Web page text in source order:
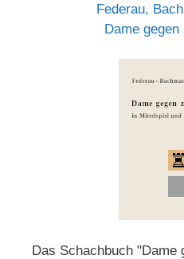
Federau,
Dame
Das Schachbuch "Dame